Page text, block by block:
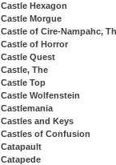
Castle Hexagon
Castle Morgue
Castle of Cire-Nampahc,
Castle of Horror
Castle Quest
Castle, The
Castle Top
Castle Wolfenstein
Castlemania
Castles and Keys
Castles of Confusion
Catapault
Catapede